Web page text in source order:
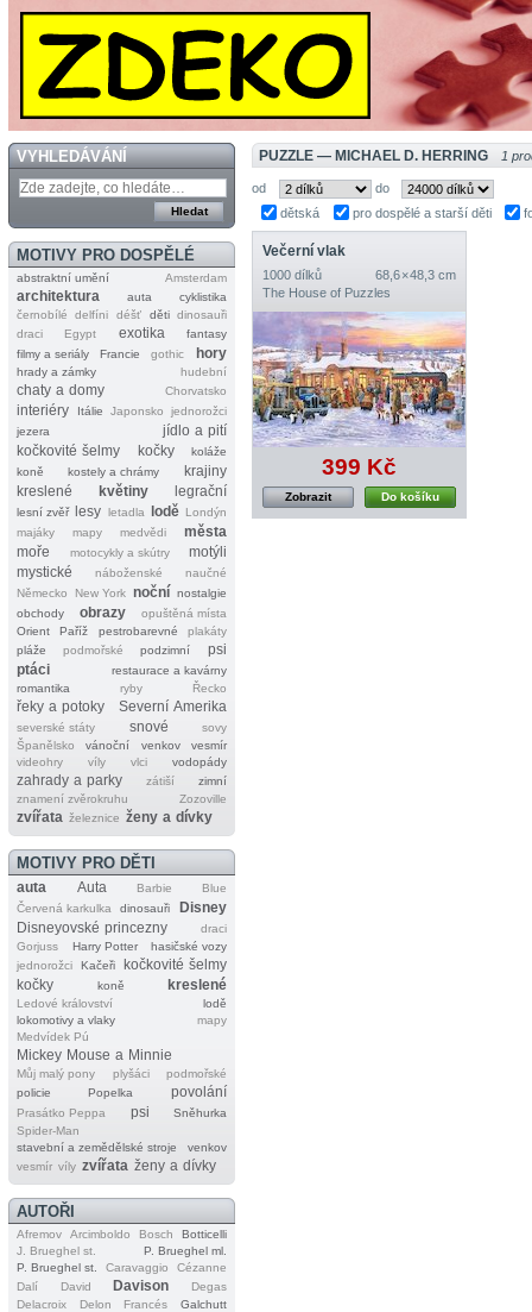
VYHLEDÁVÁNÍ
MOTIVY PRO DOSPĚLÉ
abstraktní umění Amsterdam
architektura auta
cyklistika
černobílé
delfíni déšť děti dinosauři
draci
Egypt exotika
fantasy
filmy a seriály
Francie gothic hory
hrady a zámky hudební
chaty a domy Chorvatsko
interiéry Itálie Japonsko
jednorožci
jezera
jídlo a pití
kočkovité šelmy
kočky
koláže
koně
kostely a chrámy
krajiny
kreslené
květiny legrační
lesní zvěř lesy letadla lodě Londýn
majáky
mapy medvědi
města
moře
motocykly a skútry
motýli
mystické
náboženské
naučné
Německo
New York noční nostalgie
obchody
obrazy
opuštěná místa
Orient
Paříž pestrobarevné
plakáty
pláže
podmořské podzimní
psi
ptáci
restaurace a kavárny
romantika
ryby Řecko
řeky a potoky Severní Amerika
severské státy snové
sovy
Španělsko
vánoční venkov
vesmír
videohry
víly vlci vodopády
zahrady a parky zátiší
zimní
znamení zvěrokruhu
Zozoville
zvířata železnice ženy a dívky
MOTIVY PRO DĚTI
auta Auta Barbie
Blue
Červená karkulka
dinosauři
Disney
Disneyovské princezny
draci
Gorjuss
Harry Potter
hasičské vozy
jednorožci
Kačeři
kočkovité šelmy
kočky
koně kreslené
Ledové království
lodě
lokomotivy a vlaky
mapy
Medvídek Pú
Mickey Mouse a Minnie
Můj malý pony plyšáci
podmořské
policie
Popelka povolání
Prasátko Peppa psi
Sněhurka
Spider‐Man
stavební a zemědělské stroje
venkov
vesmír víly zvířata ženy a dívky
AUTOŘI
Afremov Arcimboldo Bosch
Botticelli
J. Brueghel st.
P. Brueghel ml.
P. Brueghel st.
Caravaggio
Cézanne
Dalí
David Davison
Degas
Delacroix
Delon Francés
Galchutt
PUZZLE — MICHAEL D. HERRING 1
od
do
dětská
pro dospělé a starší děti
Večerní vlak
1000 dílků
68,6 × 48,3 cm
The House of Puzzles
399 Kč
Do košíku
Zobrazit